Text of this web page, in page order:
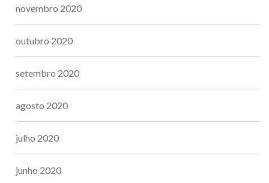
novembro 2020
outubro 2020
setembro 2020
agosto 2020
julho 2020
junho 2020